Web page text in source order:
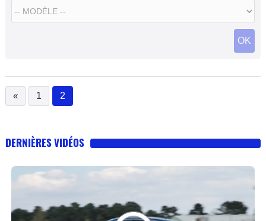
OK
« 1 2
(current)
DERNIÈRES VIDÉOS